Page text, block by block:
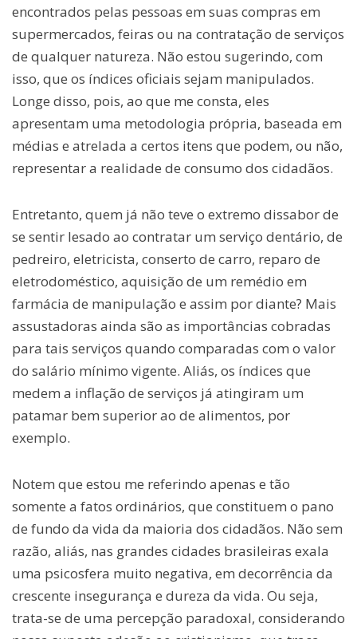
encontrados pelas pessoas em suas compras em
supermercados, feiras ou na contratação de serviços
de qualquer natureza. Não estou sugerindo, com
isso, que os índices oficiais sejam manipulados.
Longe disso, pois, ao que me consta, eles
apresentam uma metodologia própria, baseada em
médias e atrelada a certos itens que podem, ou não,
representar a realidade de consumo dos cidadãos.
Entretanto, quem já não teve o extremo dissabor de
se sentir lesado ao contratar um serviço dentário, de
pedreiro, eletricista, conserto de carro, reparo de
eletrodoméstico, aquisição de um remédio em
farmácia de manipulação e assim por diante? Mais
assustadoras ainda são as importâncias cobradas
para tais serviços quando comparadas com o valor
do salário mínimo vigente. Aliás, os índices que
medem a inflação de serviços já atingiram um
patamar bem superior ao de alimentos, por
exemplo.
Notem que estou me referindo apenas e tão
somente a fatos ordinários, que constituem o pano
de fundo da vida da maioria dos cidadãos. Não sem
razão, aliás, nas grandes cidades brasileiras exala
uma psicosfera muito negativa, em decorrência da
crescente insegurança e dureza da vida. Ou seja,
trata-se de uma percepção paradoxal, considerando